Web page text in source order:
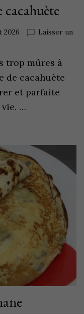
cacahuète
2026
Laisser un
trop mûres à
de cacahuète
et parfaite
…